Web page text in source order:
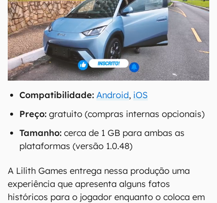
Compatibilidade: Android, iOS
Preço: gratuito (compras internas opcionais)
Tamanho: cerca de 1 GB para ambas as
plataformas (versão 1.0.48)
A Lilith Games entrega nessa produção uma
experiência que apresenta alguns fatos
históricos para o jogador enquanto o coloca em